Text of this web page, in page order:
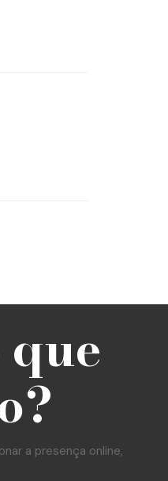
a presença online,